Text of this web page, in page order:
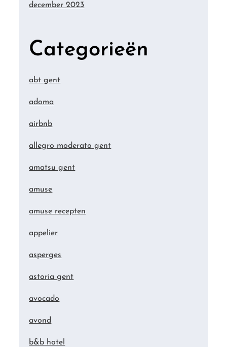
december 2023
Categorieën
abt gent
adoma
airbnb
allegro moderato gent
amatsu gent
amuse
amuse recepten
appelier
asperges
astoria gent
avocado
avond
b&b hotel